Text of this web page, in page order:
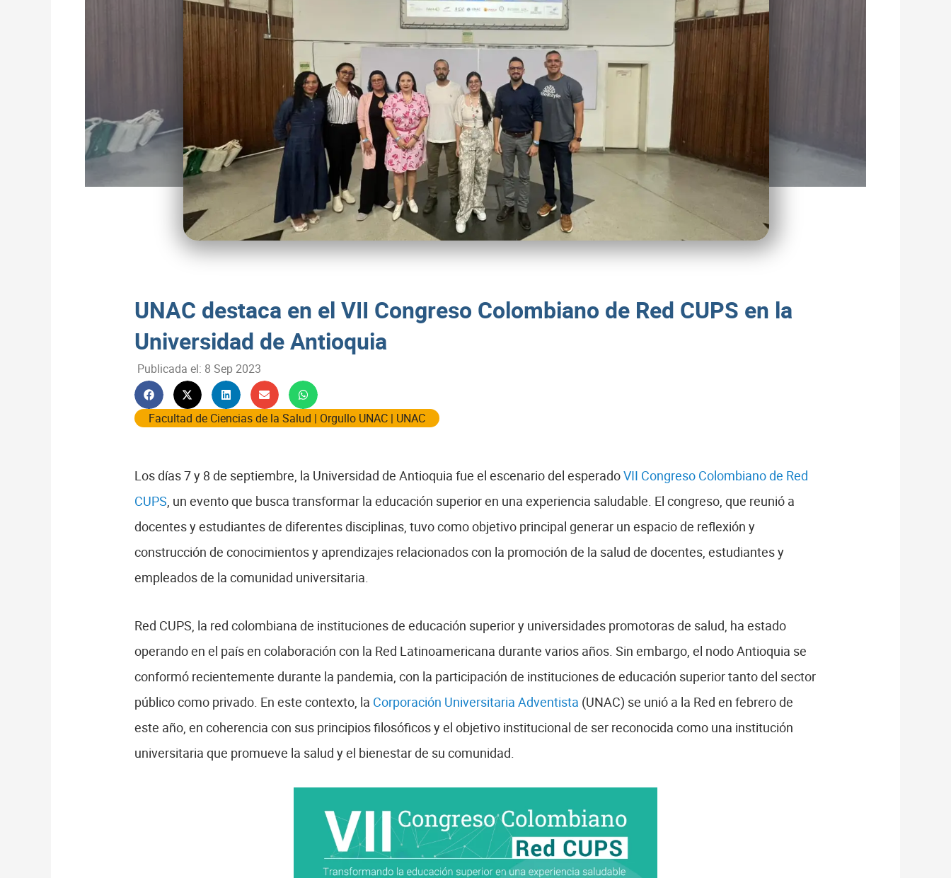
UNAC destaca en el VII Congreso Colombiano de Red CUPS en la
Universidad de Antioquia
Publicada el: 8 Sep 2023
Facultad de Ciencias de la Salud | Orgullo UNAC | UNAC
Los días 7 y 8 de septiembre, la Universidad de Antioquia fue el escenario del esperadoVII Congreso Colombiano de Red
CUPS, un evento que busca transformar la educación superior en una experiencia saludable. El congreso, que reunió a
docentes y estudiantes de diferentes disciplinas, tuvo como objetivo principal generar un espacio de reflexión y
construcción de conocimientos y aprendizajes relacionados con la promoción de la salud de docentes, estudiantes y
empleados de la comunidad universitaria.
Red CUPS, la red colombiana de instituciones de educación superior y universidades promotoras de salud, ha estado
operando en el país en colaboración con la Red Latinoamericana durante varios años. Sin embargo, el nodo Antioquia se
conformó recientemente durante la pandemia, con la participación de instituciones de educación superior tanto del sector
público como privado. En este contexto, la Corporación Universitaria Adventista (UNAC) se unió a la Red en febrero de
este año, en coherencia con sus principios filosóficos y el objetivo institucional de ser reconocida como una institución
universitaria que promueve la salud y el bienestar de su comunidad.